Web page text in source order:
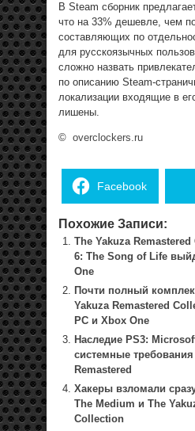
В Steam сборник
что на 33% дешевле, чем
составляющих по
для русскоязычных
сложно назвать
по описанию Steam-
локализации входящие в
лишены.
© overclockers.ru
Facebook
Похожие Записи:
The Yakuza
6: The Song of Life
One
Почти полный
Yakuza Remastered
PC и Xbox One
Наследие PS3:
системные требования
Remastered
Хакеры взломали
The Medium и The
Collection